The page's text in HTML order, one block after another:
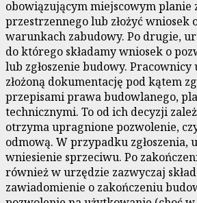
obowiązującym miejscowym planie
przestrzennego lub złożyć wniosek
warunkach zabudowy. Po drugie,
do którego składamy wniosek o
lub zgłoszenie budowy.
złożoną dokumentację pod kątem
przepisami prawa budowlanego,
technicznymi. To od ich decyzji
otrzyma upragnione pozwolenie,
odmową. W przypadku zgłoszenia,
wniesienie sprzeciwu. Po
również w urzędzie zazwyczaj
zawiadomienie o zakończeniu